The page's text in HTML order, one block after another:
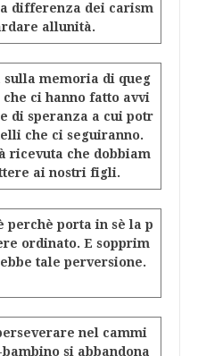
differenza dei carism
allunità.
memoria di queg
ci hanno fatto avvi
di speranza a cui potr
che ci seguiranno.
ricevuta che dobbiam
ai nostri figli.
perchè porta in sè la p
ordinato. E sopprim
tale perversione.
nel cammi
si abbandona